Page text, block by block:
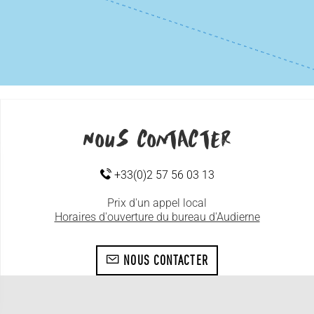
Nous contacter
+33(0)2 57 56 03 13
Prix d'un appel local
Horaires d'ouverture du bureau d'Audierne
NOUS CONTACTER